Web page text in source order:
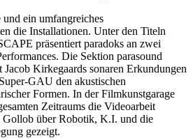
ein umfangreiches
die Installationen. Unter den Titeln
präsentiert paradoks an zwei
Die Sektion pa­rasound
Kirke­gaards sonaren Erkundungen
GAU den akustischen
Formen. In der Filmkunstgarage
Zeitraums die Videoarbeit
Gollob über Robotik, K.I. und die
gezeigt.